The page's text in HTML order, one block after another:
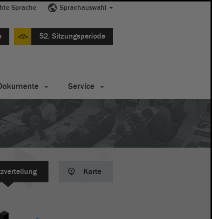
Sprache Sprachauswahl
52. Sitzungsperiode
Service
Karte